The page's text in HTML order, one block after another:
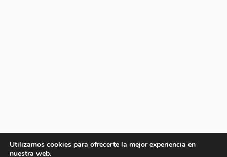
Utilizamos cookies para ofrecerte la mejor experiencia en
nuestra web.